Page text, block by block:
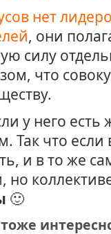
нет
, они
силу
что
у него есть
Так что если
и в то же
но
🙂